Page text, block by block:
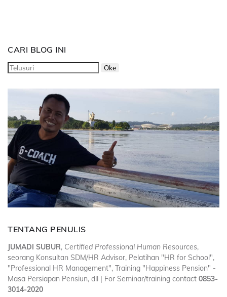
CARI BLOG INI
TENTANG PENULIS
JUMADI SUBUR, Certified Professional Human Resources,
seorang Konsultan SDM/HR Advisor, Pelatihan "HR for School",
"Professional HR Management", Training "Happiness Pension" -
Masa Persiapan Pensiun, dll | For Seminar/training contact 0853-
3014-2020